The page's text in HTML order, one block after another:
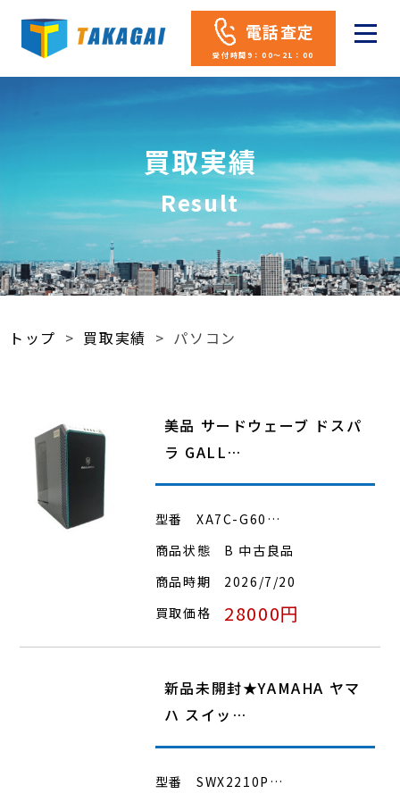
電話査定
受付時間9：00～21：00
買取実績
Result
トップ > 買取実績 > パソコン
美品 サードウェーブ ドスパ
ラ GALL…
型番
XA7C-G60…
商品状態
B 中古良品
商品時期
2026/7/20
買取価格
28000円
新品未開封★YAMAHA ヤマ
ハ スイッ…
型番
SWX2210P…